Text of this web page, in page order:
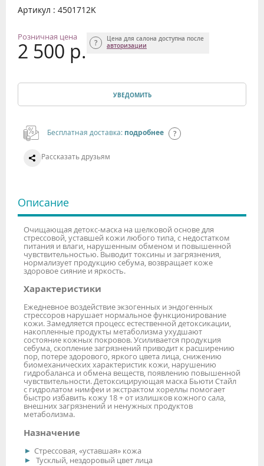
Артикул : 4501712K
Розничная цена
2 500 р.
Цена для салона доступна после
авторизации
УВЕДОМИТЬ
Бесплатная доставка: подробнее
Рассказать друзьям
Описание
Очищающая детокс-маска на шелковой основе для
стрессовой, уставшей кожи любого типа, с недостатком
питания и влаги, нарушенным обменом и повышенной
чувствительностью. Выводит токсины и загрязнения,
нормализует продукцию себума, возвращает коже
здоровое сияние и яркость.
Характеристики
Ежедневное воздействие экзогенных и эндогенных
стрессоров нарушает нормальное функционирование
кожи. Замедляется процесс естественной детоксикации,
накопленные продукты метаболизма ухудшают
состояние кожных покровов. Усиливается продукция
себума, скопление загрязнений приводит к расширению
пор, потере здорового, яркого цвета лица, снижению
биомеханических характеристик кожи, нарушению
гидробаланса и обмена веществ, появлению повышенной
чувствительности. Детоксицирующая маска Бьюти Стайл
с гидролатом нимфеи и экстрактом хореллы помогает
быстро избавить кожу 18 + от излишков кожного сала,
внешних загрязнений и ненужных продуктов
метаболизма.
Назначение
Стрессовая, «уставшая» кожа
Тусклый, нездоровый цвет лица